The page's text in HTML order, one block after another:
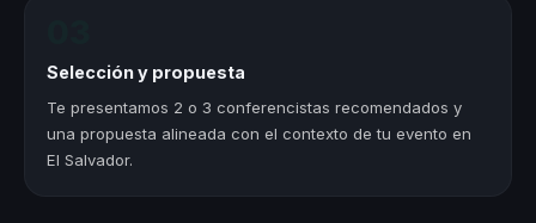
Selección y propuesta
Te presentamos 2 o 3 conferencistas recomendados y
una propuesta alineada con el contexto de tu evento en
El Salvador.